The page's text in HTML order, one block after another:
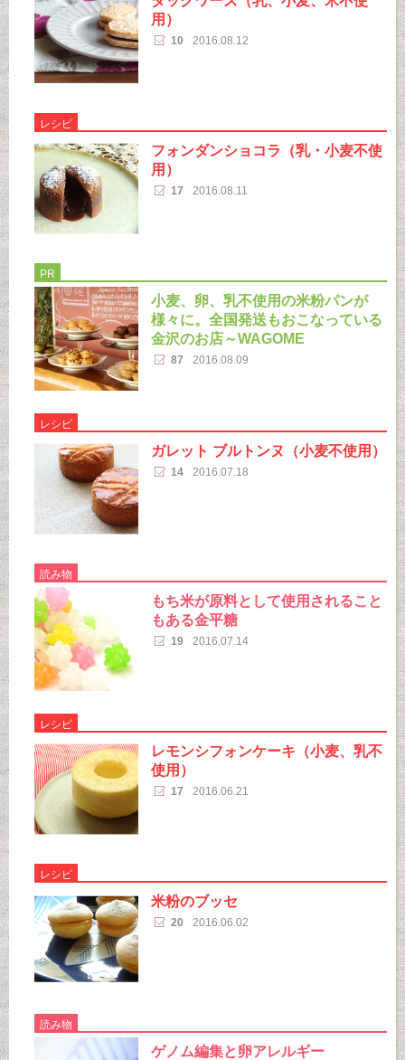
用）
10 2016.08.12
レシピ
フォンダンショコラ（乳・小麦不使
用）
17 2016.08.11
PR
小麦、卵、乳不使用の米粉パンが
様々に。全国発送もおこなっている
金沢のお店～WAGOME
87 2016.08.09
レシピ
ガレット ブルトンヌ（小麦不使用）
14 2016.07.18
読み物
もち米が原料として使用されること
もある金平糖
19 2016.07.14
レシピ
レモンシフォンケーキ（小麦、乳不
使用）
17 2016.06.21
レシピ
米粉のブッセ
20 2016.06.02
読み物
ゲノム編集と卵アレルギー